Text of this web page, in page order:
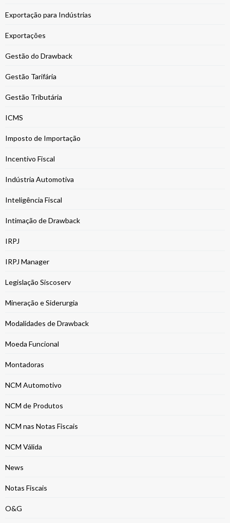
Exportação para Indústrias
Exportações
Gestão do Drawback
Gestão Tarifária
Gestão Tributária
ICMS
Imposto de Importação
Incentivo Fiscal
Indústria Automotiva
Inteligência Fiscal
Intimação de Drawback
IRPJ
IRPJ Manager
Legislação Siscoserv
Mineração e Siderurgia
Modalidades de Drawback
Moeda Funcional
Montadoras
NCM Automotivo
NCM de Produtos
NCM nas Notas Fiscais
NCM Válida
News
Notas Fiscais
O&G